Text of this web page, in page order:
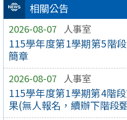
相關公告
2026-08-07 人事室
115學年度第1學期第5階
簡章
2026-08-07 人事室
115學年度第1學期第4階
果(無人報名，續辦下階段